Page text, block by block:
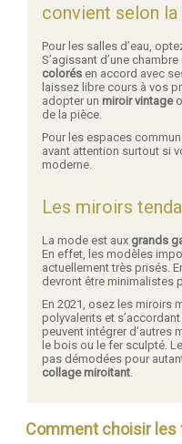
convient selon la
Pour les salles d’eau,
S’agissant d’une
colorés en accord avec
laissez libre cours à vos
adopter un miroir vintage
de la pièce.
Pour les espaces
avant attention surtout si
moderne.
Les miroirs
La mode est aux grands
En effet, les modèles
actuellement très prisés.
devront être minimalistes
En 2021, osez les miroirs
polyvalents et
peuvent intégrer d’autres
le bois ou le fer sculpté.
pas démodées pour
collage miroitant
Comment choisir